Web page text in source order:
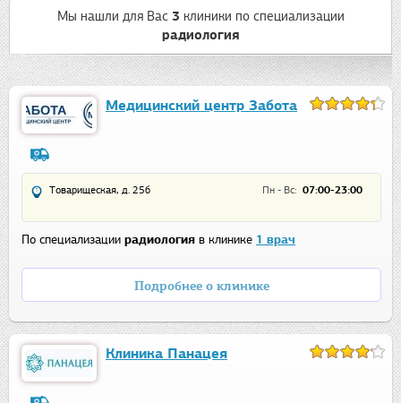
Мы нашли для Вас 3 клиники по специализации
радиология
Медицинский центр Забота
Пн - Вс: 07:00-23:00
Товарищеская, д. 25б
По специализации радиология в клинике 1 врач
Подробнее о клинике
Клиника Панацея